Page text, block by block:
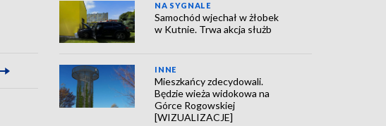
NA SYGNALE
Samochód wjechał w żłobek
w Kutnie. Trwa akcja służb
INNE
Mieszkańcy zdecydowali.
Będzie wieża widokowa na
Górce Rogowskiej
[WIZUALIZACJE]